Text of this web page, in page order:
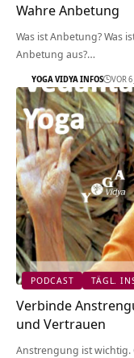
Wahre Anbetung
Was ist Anbetung? Was
Anbetung aus?…
YOGA VIDYA INFOS VOR
PODCAST TÄGL.
Verbinde
und Vertrauen
Anstrengung ist wichtig.